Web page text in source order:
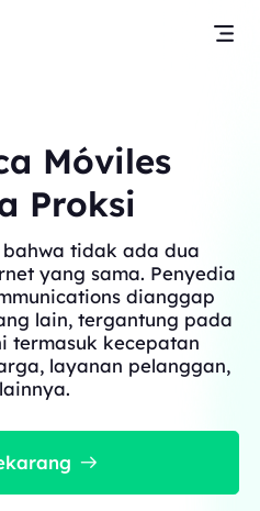
Móviles
Proksi
tidak ada dua
yang sama. Penyedia
dianggap
lain, tergantung pada
termasuk kecepatan
layanan pelanggan,